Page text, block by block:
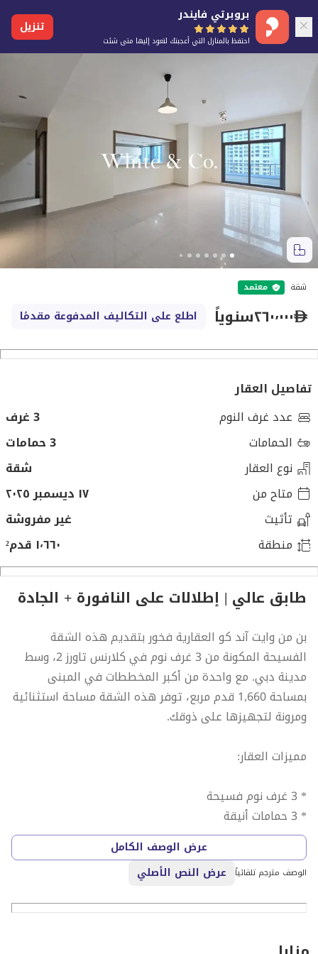
بروبرتي فايندر
احتفظ بالمنازل التي أعجبتك لتعود إليها متى شئت
تنزيل
شقة معتمد
٢٦٠٬٠٠٠سنوياً اطلع على التكاليف المدفوعة مقدمًا
تفاصيل العقار
عدد غرف النوم
3 غرف
الحمامات
3 حمامات
نوع العقار
شقة
متاح من
١٧ ديسمبر ٢٠٢٥
تأثيث
غير مفروشة
منطقة
١٬٦٦٠ قدم²
طابق عالي | إطلالات على النافورة + الجادة
بن من وايت آند كو العقارية فخور بتقديم هذه الشقة
الفسيحة المكونة من 3 غرف نوم في كلارنس تاورز 2، وسط
مدينة دبي. مع واحدة من أكبر المخططات في المبنى
بمساحة 1,660 قدم مربع، توفر هذه الشقة مساحة استثنائية
ومرونة لتجهيزها على ذوقك.
مميزات العقار:
* 3 غرف نوم فسيحة
* 3 حمامات أنيقة
* غير مفروشة؛ قم بتجهيزها حسب ذوقك
* شرفة واسعة مع إطلالات على البوليفارد والنافورة
* خزائن مدمجة
عرض الوصف الكامل
الوصف مترجم تلقائياً عرض النص الأصلي